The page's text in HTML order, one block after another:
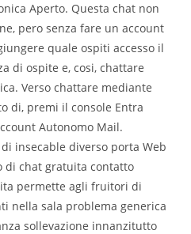
Aperto. Questa chat non
pero senza fare un account
quale ospiti accesso il
di ospite e, cosi, chattare
Verso chattare mediante
di, premi il console Entra
Autonomo Mail.
insecable diverso porta Web
di chat gratuita contatto
permette agli fruitori di
nella sala problema generica
sollevazione innanzitutto